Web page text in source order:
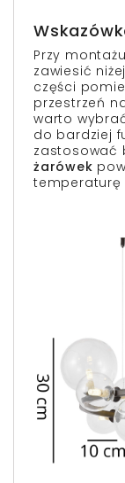
Przy
zawiesić
części
przestrzeń
warto
do bardziej
zastosować
żarówek
temperaturę